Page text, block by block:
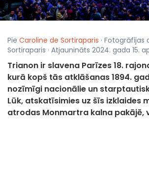
Pie Caroline de Sortiraparis · Fotogrāfijas
Sortiraparis · Atjaunināts 2024. gada 15.
Trianon ir slavena Parīzes 18.
kurā kopš tās atklāšanas 1894.
nozīmīgi nacionālie un
Lūk, atskatīsimies uz šīs izklaides
atrodas Monmartra kalna pakājē,